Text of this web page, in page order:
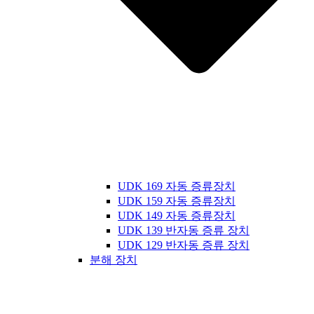
UDK 169 자동 증류장치
UDK 159 자동 증류장치
UDK 149 자동 증류장치
UDK 139 반자동 증류 장치
UDK 129 반자동 증류 장치
분해 장치